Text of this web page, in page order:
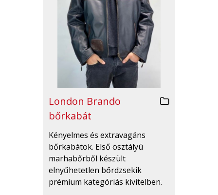
London Brando
bőrkabát
Kényelmes és extravagáns
bőrkabátok. Első osztályú
marhabőrből készült
elnyűhetetlen bőrdzsekik
prémium kategóriás kivitelben.